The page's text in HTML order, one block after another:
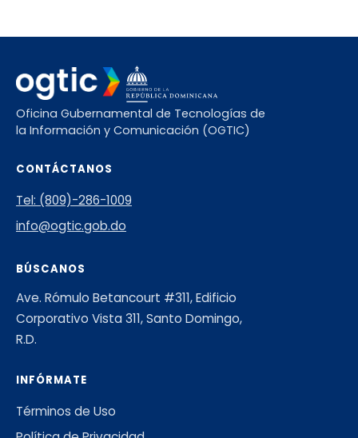
Oficina Gubernamental de Tecnologías de
la Información y Comunicación (OGTIC)
CONTÁCTANOS
Tel: (809)-286-1009
info@ogtic.gob.do
BÚSCANOS
Ave. Rómulo Betancourt #311, Edificio
Corporativo Vista 311, Santo Domingo,
R.D.
INFÓRMATE
Términos de Uso